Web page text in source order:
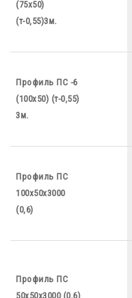
(75х50)
(т-0,55)3м.
Профиль ПС -6
(100х50) (т-0,55)
3м.
Профиль ПС
100х50х3000
(0,6)
Профиль ПС
50х50х3000 (0,6)